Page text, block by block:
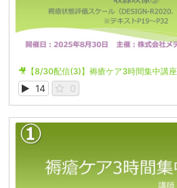
🎥【8/30配信(3)】褥瘡ケア3時間集中講座
14 0